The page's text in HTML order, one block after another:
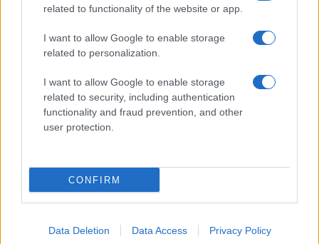
related to functionality of the website or app.
I want to allow Google to enable storage
related to personalization.
I want to allow Google to enable storage
related to security, including authentication
functionality and fraud prevention, and other
user protection.
CONFIRM
Data Deletion Data Access Privacy Policy
Monte Pino, la fine di un lungo dolore: storia e
rinascita della strada che segnò la Gallura
Raid nelle campagne di Berchidda, rischio per
la rete elettrica